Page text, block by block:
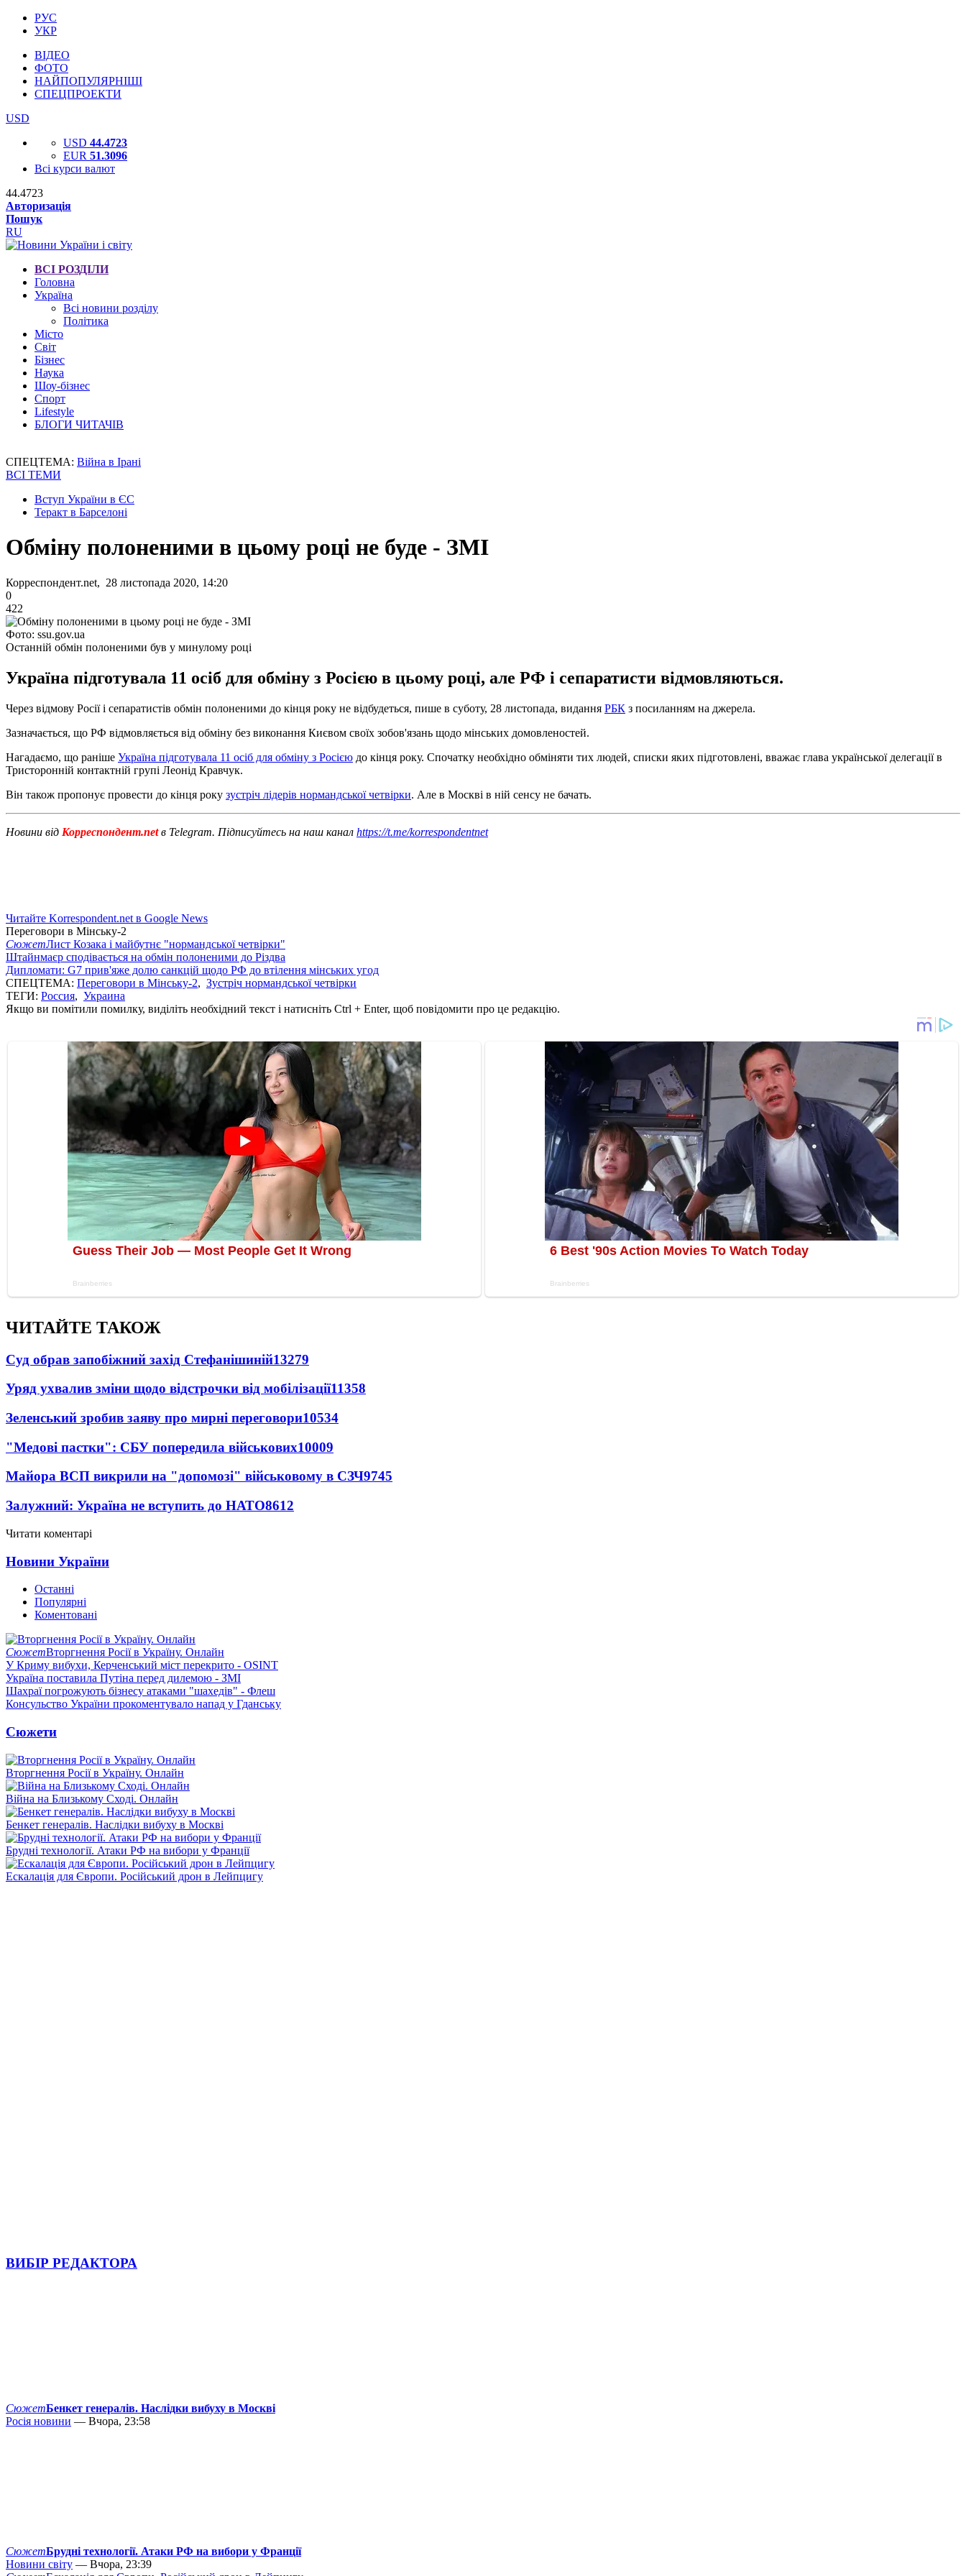
РУС
УКР
ВІДЕО
ФОТО
НАЙПОПУЛЯРНІШІ
СПЕЦПРОЕКТИ
USD
USD 44.4723
EUR 51.3096
Всі курси валют
44.4723
Авторизація
Пошук
RU
ВСІ РОЗДІЛИ
Головна
Україна
Всі новини розділу
Політика
Місто
Світ
Бізнес
Наука
Шоу-бізнес
Спорт
Lifestyle
БЛОГИ ЧИТАЧІВ
СПЕЦТЕМА: Війна в Ірані
ВСІ ТЕМИ
Вступ України в ЄС
Теракт в Барселоні
Обміну полоненими в цьому році не буде - ЗМІ
Корреспондент.net, 28 листопада 2020, 14:20
0
422
Фото: ssu.gov.ua
Останній обмін полоненими був у минулому році
Україна підготувала 11 осіб для обміну з Росією в цьому році, але РФ і сепаратисти відмовляються.
Через відмову Росії і сепаратистів обмін полоненими до кінця року не відбудеться, пише в суботу, 28 листопада, видання РБК з посиланням на джерела.
Зазначається, що РФ відмовляється від обміну без виконання Києвом своїх зобов'язань щодо мінських домовленостей.
Нагадаємо, що раніше Україна підготувала 11 осіб для обміну з Росією до кінця року. Спочатку необхідно обміняти тих людей, списки яких підготовлені, вважає глава української делегації в
Тристоронній контактній групі Леонід Кравчук.
Він також пропонує провести до кінця року зустріч лідерів нормандської четвірки. Але в Москві в ній сенсу не бачать.
Новини від Корреспондент.netв Telegram. Підписуйтесь на наш канал https://t.me/korrespondentnet
Читайте Korrespondent.net в Google News
Переговори в Мінську-2
СюжетЛист Козака і майбутнє "нормандської четвірки"
Штайнмаєр сподівається на обмін полоненими до Різдва
Дипломати: G7 прив'яже долю санкцій щодо РФ до втілення мінських угод
СПЕЦТЕМА: Переговори в Мінську-2, Зустріч нормандської четвірки
ТЕГИ: Россия, Украина
Якщо ви помітили помилку, виділіть необхідний текст і натисніть Ctrl + Enter, щоб повідомити про це редакцію.
ЧИТАЙТЕ ТАКОЖ
Суд обрав запобіжний захід Стефанішиній13279
Уряд ухвалив зміни щодо відстрочки від мобілізації11358
Зеленський зробив заяву про мирні переговори10534
"Медові пастки": СБУ попередила військових10009
Майора ВСП викрили на "допомозі" військовому в СЗЧ9745
Залужний: Україна не вступить до НАТО8612
Читати коментарі
Новини України
Останні
Популярні
Коментовані
СюжетВторгнення Росії в Україну. Онлайн
У Криму вибухи, Керченський міст перекрито - OSINT
Україна поставила Путіна перед дилемою - ЗМІ
Шахраї погрожують бізнесу атаками "шахедів" - Флеш
Консульство України прокоментувало напад у Гданську
Сюжети
Вторгнення Росії в Україну. Онлайн
Війна на Близькому Сході. Онлайн
Бенкет генералів. Наслідки вибуху в Москві
Брудні технології. Атаки РФ на вибори у Франції
Ескалація для Європи. Російський дрон в Лейпцигу
ВИБІР РЕДАКТОРА
СюжетБенкет генералів. Наслідки вибуху в Москві
Росія новини — Вчора, 23:58
СюжетБрудні технології. Атаки РФ на вибори у Франції
Новини світу — Вчора, 23:39